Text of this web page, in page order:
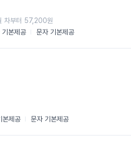
기본제공 문자 기본제공
차부터 57,200원
본제공 문자 기본제공